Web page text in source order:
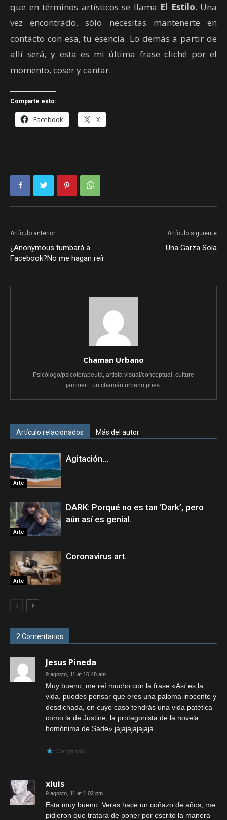
que en términos artísticos se llama El Estilo. Una
vez encontrado, sólo necesitas mantenerte en
contacto con esa, tu esencia. Lo demás a partir de
allí será, y esta es mi última frase cliché por el
momento, coser y cantar.
Comparte esto:
Facebook X
Artículo anterior
¿Anonymous tumbará a
Facebook?No me hagan reír
Artículo siguiente
Una Garza Sola
Chaman Urbano
Psicólogo/psicoterapeuta, artista visual/conceptual, culture
jammer... un chamán urbano pues.
Artículo relacionados Más del autor
Arte
Agitación…
Arte
DARK: Porqué no es tan ‘Dark’, pero
aún así es genial.
Arte
Coronavirus art.
2 Comentarios
Jesus Pineda
9 agosto, 11 at 10:48 am
Muy bueno, me reí mucho con la frase «Así es la
vida, puedes pensar que eres una paloma inocente y
desdichada, en cuyo caso tendrás una vida patética
como la de Justine, la protagonista de la novela
homónima de Sade» jajajajajajaja
Cargando...
xluis
9 agosto, 11 at 1:02 pm
Esta muy bueno. Veras hace un coñazo de años, me
pidieron que tratara de poner por escrito la manera